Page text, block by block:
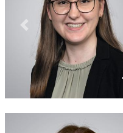
Previous